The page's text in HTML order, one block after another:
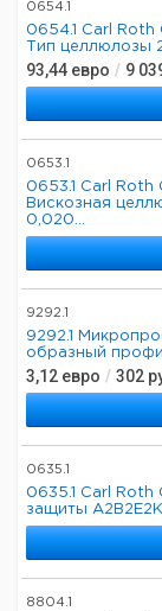
0654.1
0654.1 Carl Roth
Тип целлюлозы
93,44 евро / 9
0653.1
0653.1 Carl Roth
Вискозная
0,020...
9292.1
9292.1
образный
3,12 евро / 302
0635.1
0635.1 Carl Roth
защиты
8804.1